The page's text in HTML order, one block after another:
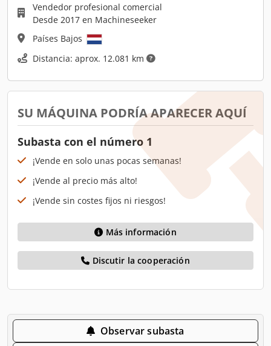
Vendedor profesional comercial
Desde 2017 en Machineseeker
Países Bajos
Distancia: aprox. 12.081 km
SU MÁQUINA PODRÍA APARECER AQUÍ
Subasta con el número 1
¡Vende en solo unas pocas semanas!
¡Vende al precio más alto!
¡Vende sin costes fijos ni riesgos!
Más información
Discutir la cooperación
Observar subasta